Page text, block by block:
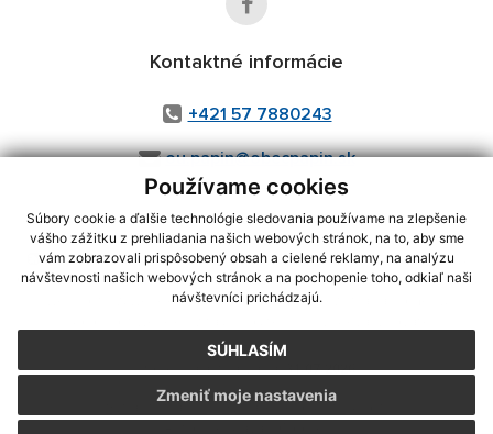
Používame cookies
Súbory cookie a ďalšie technológie sledovania používame na zlepšenie
vášho zážitku z prehliadania našich webových stránok, na to, aby sme
vám zobrazovali prispôsobený obsah a cielené reklamy, na analýzu
návštevnosti našich webových stránok a na pochopenie toho, odkiaľ naši
návštevníci prichádzajú.
SÚHLASÍM
Zmeniť moje nastavenia
Kontaktné informácie
+421 57 7880243
ou.papin@obecpapin.sk
využite možnosť získavania aktuálnych informácií s využitím RSS
CMS systém (redakčný) systém ECHELON 2,Mapa stránok,web portál
webex.digital, s.r.o.,domény,registrácia domény
Posledná aktualizácia:31.07.2026
Vytlačiť stránku|Vyhlásenie o prístupnosti